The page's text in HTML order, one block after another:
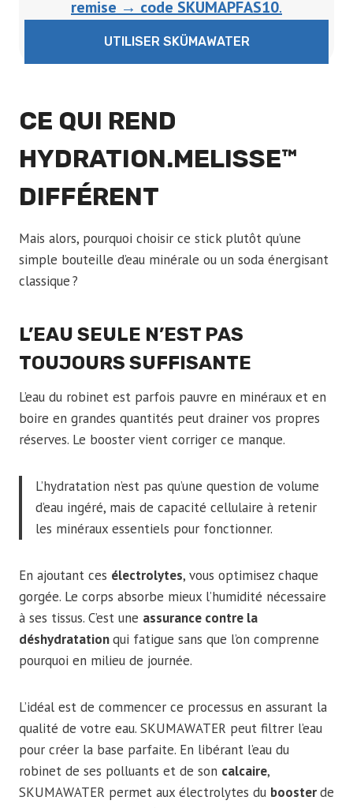
remise → code SKUMAPFAS10.
UTILISER SKÜMAWATER
CE QUI REND
HYDRATION.MELISSE™
DIFFÉRENT
Mais alors, pourquoi choisir ce stick plutôt qu’une
simple bouteille d’eau minérale ou un soda énergisant
classique ?
L’EAU SEULE N’EST PAS
TOUJOURS SUFFISANTE
L’eau du robinet est parfois pauvre en minéraux et en
boire en grandes quantités peut drainer vos propres
réserves. Le booster vient corriger ce manque.
L’hydratation n’est pas qu’une question de volume
d’eau ingéré, mais de capacité cellulaire à retenir
les minéraux essentiels pour fonctionner.
En ajoutant ces électrolytes, vous optimisez chaque
gorgée. Le corps absorbe mieux l’humidité nécessaire
à ses tissus. C’est une assurance contre la
déshydratationqui fatigue sans que l’on comprenne
pourquoi en milieu de journée.
L’idéal est de commencer ce processus en assurant la
qualité de votre eau. SKUMAWATER peut filtrer l’eau
pour créer la base parfaite. En libérant l’eau du
robinet de ses polluants et de son calcaire,
SKUMAWATER permet aux électrolytes du boosterde